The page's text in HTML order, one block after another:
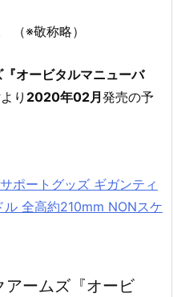
（※敬称略）
オービタルマニューバ
より 2020年02月発売の予
ポートグッズ ギガンティ
ル 全高約210mm NONスケ
アームズ『オービ